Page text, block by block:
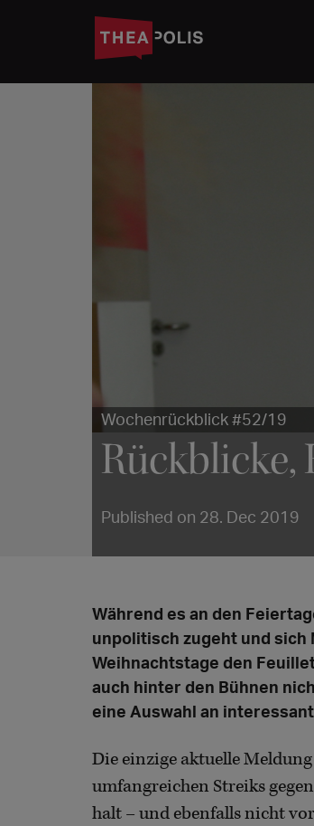
Wochenrückblick #52/19
Rückblicke,
Published on 28. Dec 2019
Während es an den
unpolitisch zugeht und sich
Weihnachtstage den
auch hinter den Bühnen
eine Auswahl an
Die einzige aktuelle
umfangreichen Streiks
halt – und ebenfalls nicht